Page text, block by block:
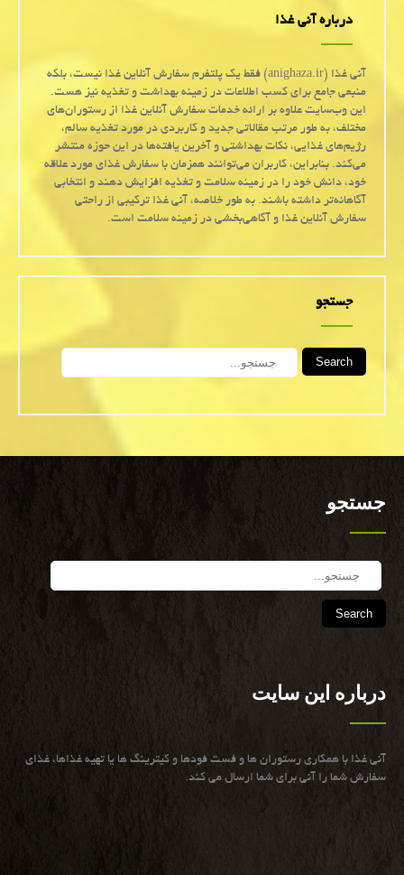
درباره آنی غذا
آنی غذا (anighaza.ir) فقط یک پلتفرم سفارش آنلاین غذا نیست، بلکه
منبعی جامع برای کسب اطلاعات در زمینه بهداشت و تغذیه نیز هست.
این وب‌سایت علاوه بر ارائه خدمات سفارش آنلاین غذا از رستوران‌های
مختلف، به طور مرتب مقالاتی جدید و کاربردی در مورد تغذیه سالم،
رژیم‌های غذایی، نکات بهداشتی و آخرین یافته‌ها در این حوزه منتشر
می‌کند. بنابراین، کاربران می‌توانند همزمان با سفارش غذای مورد علاقه
خود، دانش خود را در زمینه سلامت و تغذیه افزایش دهند و انتخابی
آگاهانه‌تر داشته باشند. به طور خلاصه، آنی غذا ترکیبی از راحتی
سفارش آنلاین غذا و آگاهی‌بخشی در زمینه سلامت است.
جستجو
Search
جستجو
درباره این سایت
آنی غذا با همكاری رستوران ها و فست فودها و كیترینگ ها یا تهیه غذاها، غذای
سفارش شما را آنی برای شما ارسال می كند.